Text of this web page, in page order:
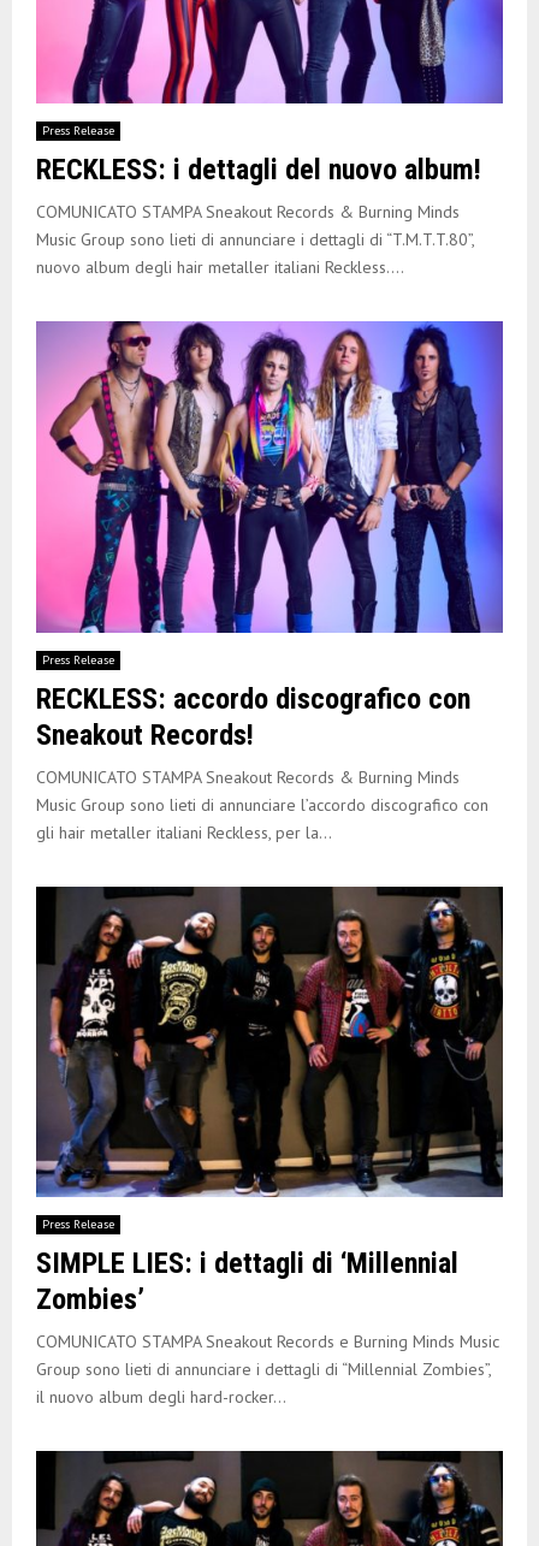
Press Release
RECKLESS: i dettagli del nuovo album!
COMUNICATO STAMPA Sneakout Records & Burning Minds
Music Group sono lieti di annunciare i dettagli di “T.M.T.T.80”,
nuovo album degli hair metaller italiani Reckless....
Press Release
RECKLESS: accordo discografico con
Sneakout Records!
COMUNICATO STAMPA Sneakout Records & Burning Minds
Music Group sono lieti di annunciare l’accordo discografico con
gli hair metaller italiani Reckless, per la...
Press Release
SIMPLE LIES: i dettagli di ‘Millennial
Zombies’
COMUNICATO STAMPA Sneakout Records e Burning Minds Music
Group sono lieti di annunciare i dettagli di “Millennial Zombies”,
il nuovo album degli hard-rocker...